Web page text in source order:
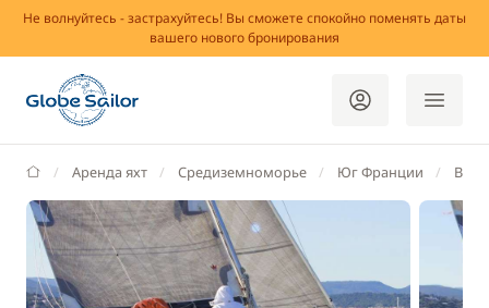
Не волнуйтесь - застрахуйтесь! Вы сможете спокойно поменять даты
вашего нового бронирования
GlobeSailor
Аренда яхт Средиземноморье Юг Франции Вар